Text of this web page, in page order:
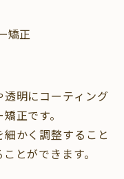
明にコーティング
正です。
かく調整すること
とができます。